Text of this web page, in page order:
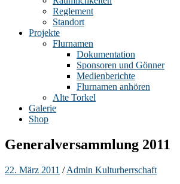
Reglement
Standort
Projekte
Flurnamen
Dokumentation
Sponsoren und Gönner
Medienberichte
Flurnamen anhören
Alte Torkel
Galerie
Shop
Generalversammlung 2011
22. März 2011 /Admin Kulturherrschaft